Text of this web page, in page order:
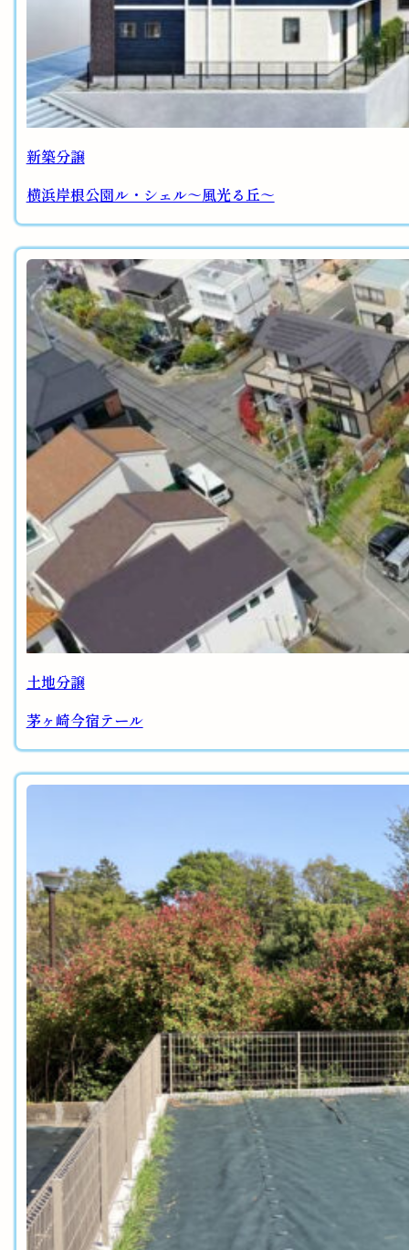
新築分譲
横浜岸根公園ル・シェル～風光る丘～
土地分譲
茅ヶ崎今宿テール